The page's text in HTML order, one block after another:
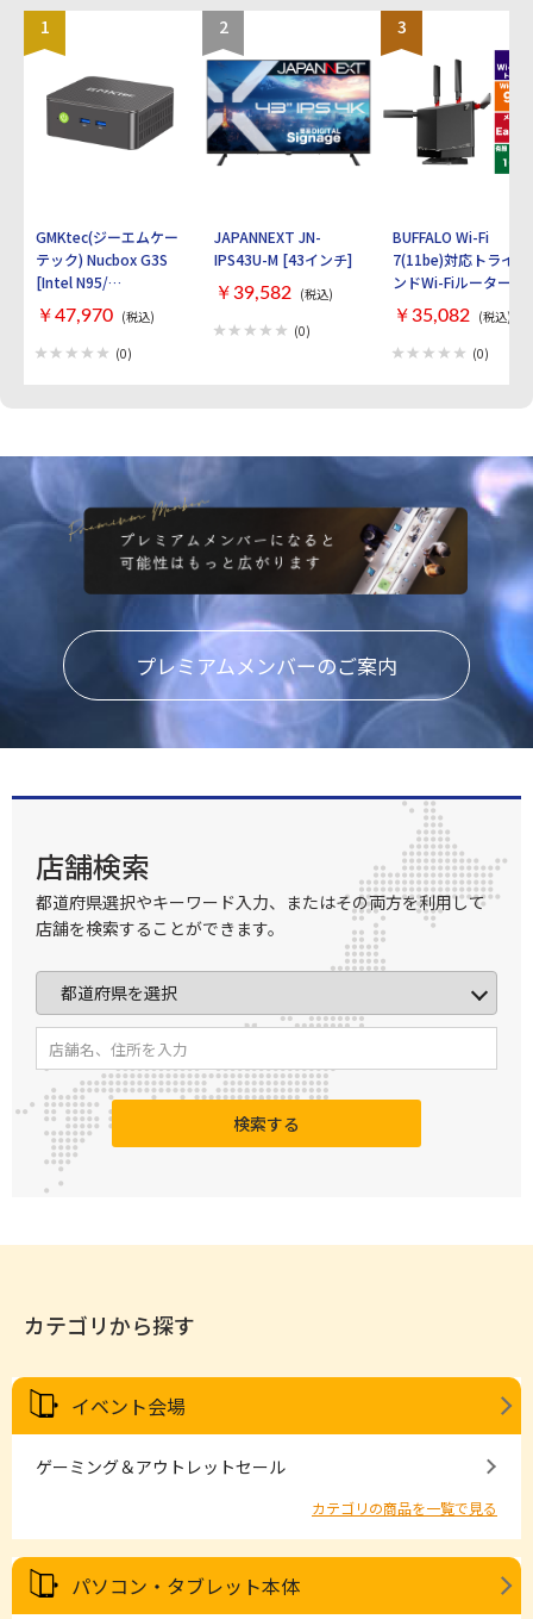
365 Basic（1年無料版） 本体インターフ
ェイス： ・USB 4.0 / Thunderbolt 4対応
USB-C × 2:（充電 / データ転送 /
DisplayPort2.1） 画面サイズ：13インチ
タッチ機能：10 ポイント マルチタッチ 画
面解像度： 2880x1920 Wi-Fi(無線LAN)：
Wi-Fi 7 (11be) Bluetooth：Bluetooth5.4
WEBカメラ：フル HD フロント Surface
Studio カメラ マイク：○ 重量：895g 幅x
1
GMKtec(ジーエムケー
テック) Nucbox G3S
[Intel N95/
RAM:16GB/
SSD:512GB/ Windows
11 Pro]
￥47,970 (税込)
(0)
2
JAPANNEXT JN-
IPS43U-M [43インチ]
￥39,582 (税込)
(0)
3
BUFFALO Wi-Fi
7(11be)対応トライバ
ンドWi-Fiルーター
AirStation
WXR9300BE6P [ブラ
ック]
￥35,082 (税込)
(0)
プレミアムメンバーのご案内
店舗検索
都道府県選択やキーワード入力、またはその両方を利用して
店舗を検索することができます。
検索する
カテゴリから探す
イベント会場
ゲーミング＆アウトレットセール
カテゴリの商品を一覧で見る
パソコン・タブレット本体